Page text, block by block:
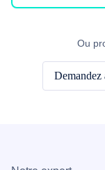
Ou